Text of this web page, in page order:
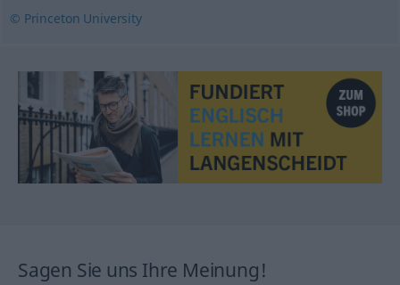
© Princeton University
Sagen Sie uns Ihre Meinung!